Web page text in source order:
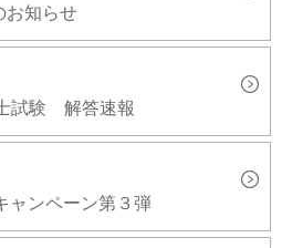
お知らせ
試験 解答速報
ンペーン第３弾